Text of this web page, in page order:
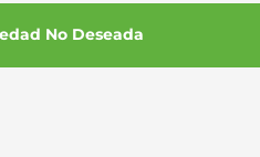
No Deseada